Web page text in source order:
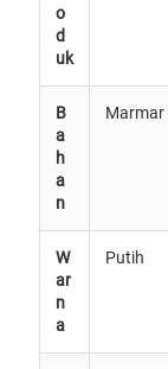
o
d
uk
B
a
h
a
n
Marmar
W
ar
n
a
Putih